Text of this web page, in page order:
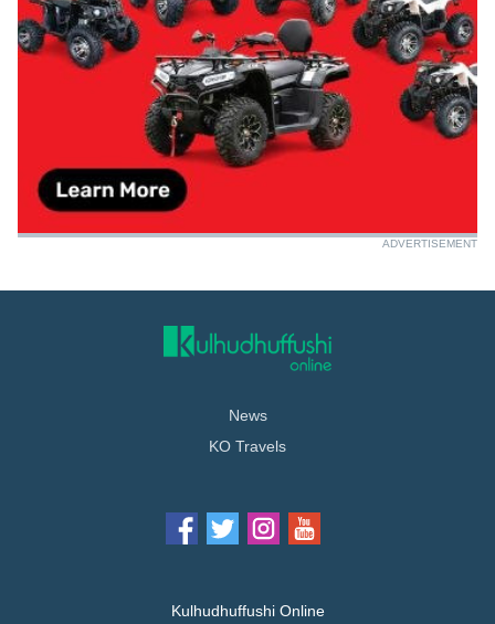
ADVERTISEMENT
News
KO Travels
Kulhudhuffushi Online